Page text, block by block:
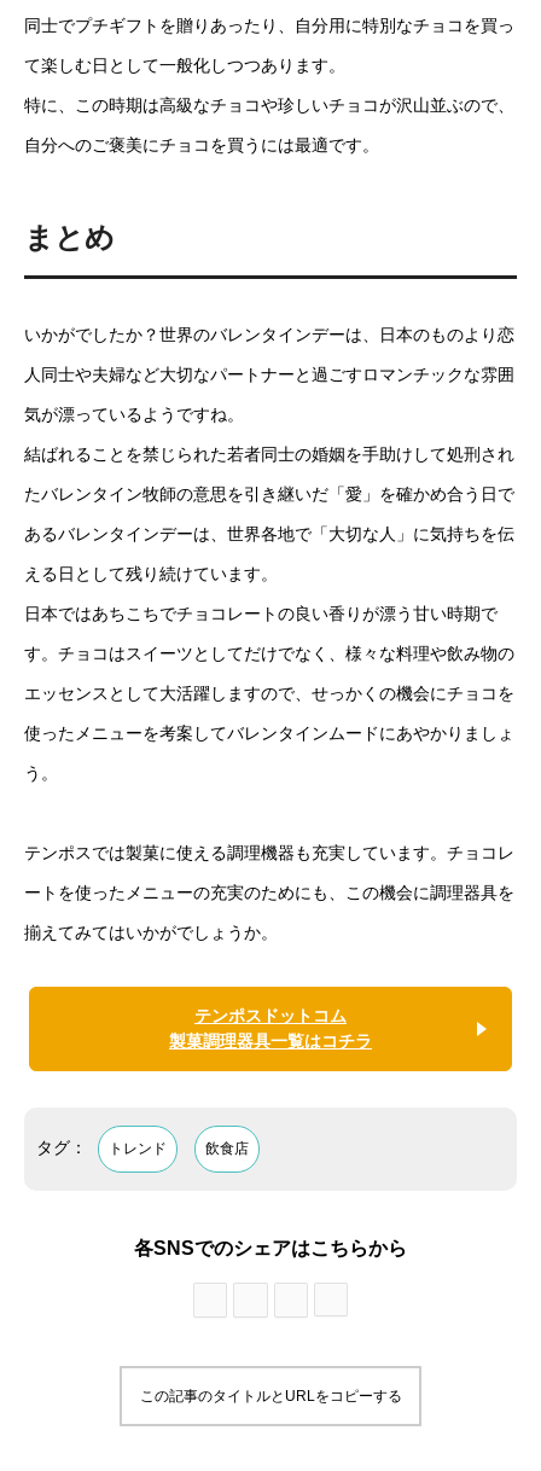
同士でプチギフトを贈りあったり、自分用に特別なチョコを買っ
て楽しむ日として一般化しつつあります。
特に、この時期は高級なチョコや珍しいチョコが沢山並ぶので、
自分へのご褒美にチョコを買うには最適です。
まとめ
いかがでしたか？世界のバレンタインデーは、日本のものより恋
人同士や夫婦など大切なパートナーと過ごすロマンチックな雰囲
気が漂っているようですね。
結ばれることを禁じられた若者同士の婚姻を手助けして処刑され
たバレンタイン牧師の意思を引き継いだ「愛」を確かめ合う日で
あるバレンタインデーは、世界各地で「大切な人」に気持ちを伝
える日として残り続けています。
日本ではあちこちでチョコレートの良い香りが漂う甘い時期で
す。チョコはスイーツとしてだけでなく、様々な料理や飲み物の
エッセンスとして大活躍しますので、せっかくの機会にチョコを
使ったメニューを考案してバレンタインムードにあやかりましょ
う。
テンポスでは製菓に使える調理機器も充実しています。チョコレ
ートを使ったメニューの充実のためにも、この機会に調理器具を
揃えてみてはいかがでしょうか。
テンポスドットコム
製菓調理器具一覧はコチラ
タグ： トレンド 飲食店
各SNSでのシェアはこちらから
この記事のタイトルとURLをコピーする